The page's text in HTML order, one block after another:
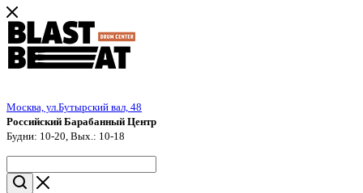
Москва, ул.Бутырский вал, 48
Российский Барабанный Центр
Будни: 10-20, Вых.: 10-18